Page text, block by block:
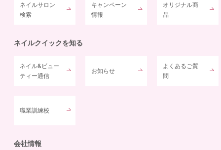
ネイルサロン
検索
キャンペーン
情報
オリジナル商
品
ネイルクイックを知る
ネイル&ビュー
ティー通信
お知らせ
よくあるご質
問
職業訓練校
会社情報